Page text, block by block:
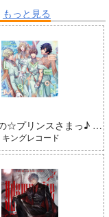
もっと見る
(CD)うたの☆プリンスさまっ♪ LIVE EMOTION 2nd Anniversary CD トキヤ・カミュ・瑛二・大和
キングレコード